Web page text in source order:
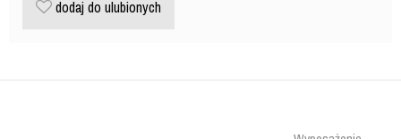
dodaj do ulubionych